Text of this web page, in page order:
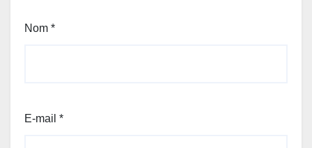
Nom *
E-mail *